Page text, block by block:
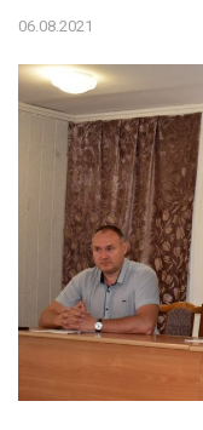
06.08.2021